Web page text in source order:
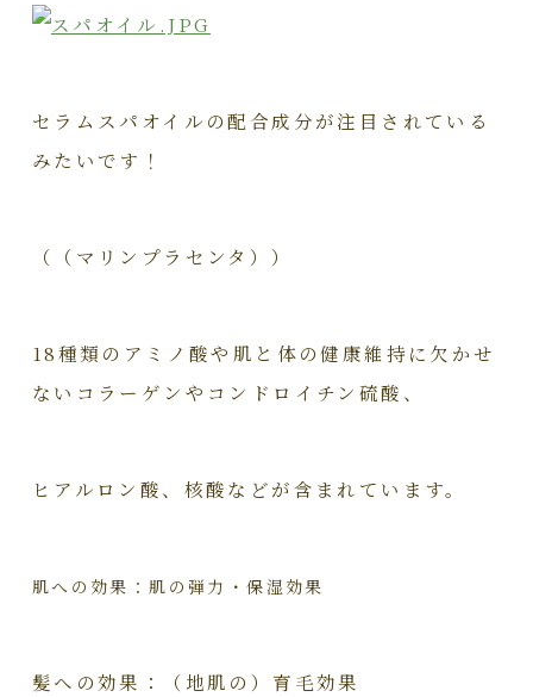
セラムスパオイルの配合成分が注目されている
みたいです！
（（マリンプラセンタ））
18種類のアミノ酸や肌と体の健康維持に欠かせ
ないコラーゲンやコンドロイチン硫酸、
ヒアルロン酸、核酸などが含まれています。
肌への効果：肌の弾力・保湿効果
髪への効果：（地肌の）育毛効果